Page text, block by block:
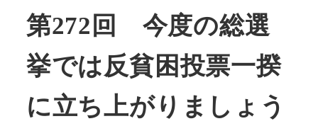
第272回 今度の総選
挙では反貧困投票一揆
に立ち上がりましょう